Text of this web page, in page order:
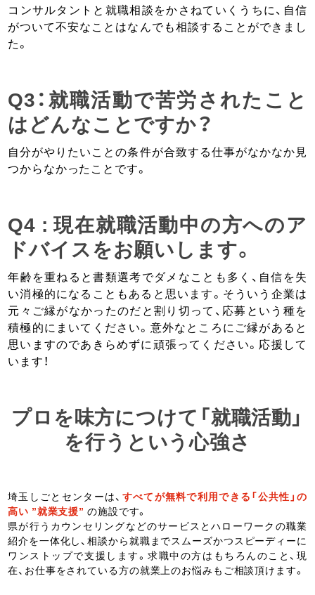
コンサルタントと就職相談をかさねていくうちに、自信
がついて不安なことはなんでも相談することができまし
た。
Q3：就職活動で苦労されたこと
はどんなことですか？
自分がやりたいことの条件が合致する仕事がなかなか見
つからなかったことです。
Q4 : 現在就職活動中の方へのア
ドバイスをお願いします。
年齢を重ねると書類選考でダメなことも多く、自信を失
い消極的になることもあると思います。そういう企業は
元々ご縁がなかったのだと割り切って、応募という種を
積極的にまいてください。意外なところにご縁があると
思いますのであきらめずに頑張ってください。応援して
います！
プロを味方につけて「就職活動」
を行うという心強さ
埼玉しごとセンターは、 すべてが無料で利用できる「公共性」の
高い ”就業支援” の施設です。
県が行うカウンセリングなどのサービスとハローワークの職業
紹介を一体化し、相談から就職までスムーズかつスピーディーに
ワンストップで支援します。求職中の方はもちろんのこと、現
在、お仕事をされている方の就業上のお悩みもご相談頂けます。